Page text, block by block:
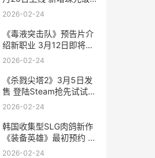
稀有装备 无主之地4密藏
2026-02-24
《毒液突击队》预告片介
绍新职业 3月12日即将开
战 毒液对战
2026-02-24
《杀戮尖塔2》3月5日发
售 登陆Steam抢先试试
杀戮尖塔2021
2026-02-24
韩国收集型SLG肉鸽新作
《装备英雄》最初预约 韩
国卖肉手游推荐一下
2026-02-24